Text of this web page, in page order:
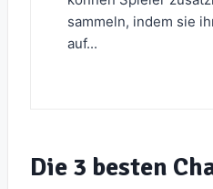
sammeln, indem sie
auf...
Die 3 besten